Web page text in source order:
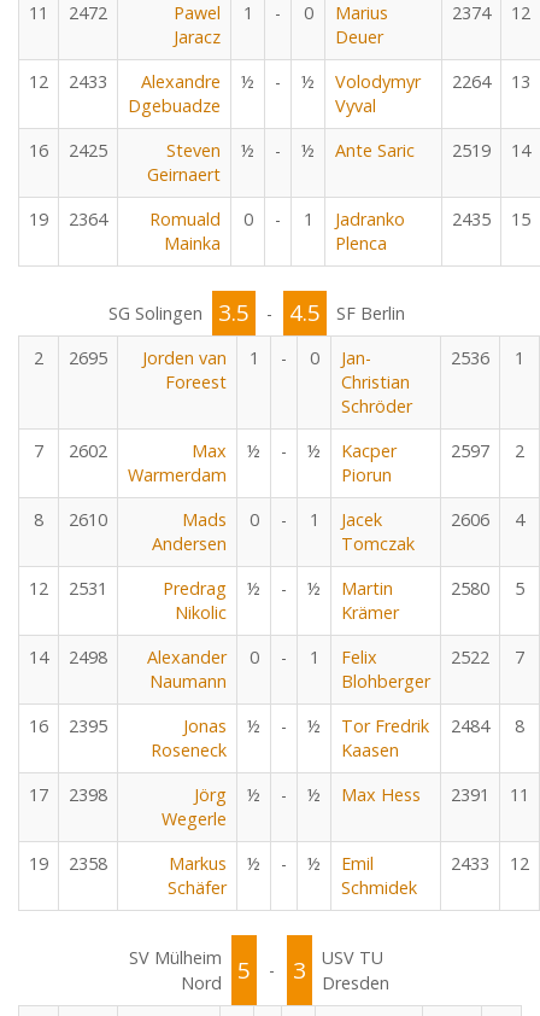
11 2472
Pawel
Jaracz
1 - 0
Marius
Deuer
2374 12
12 2433
Alexandre
Dgebuadze
½ - ½
Volodymyr
Vyval
2264 13
16 2425
Steven
Geirnaert
½ - ½ Ante Saric 2519 14
19 2364
Romuald
Mainka
0 - 1
Jadranko
Plenca
2435 15
SG Solingen 3.5 - 4.5
SF Berlin
2
2695
Jorden van
Foreest
1 - 0
Jan-
Christian
Schröder
2536 1
7 2602
Max
Warmerdam
½ - ½
Kacper
Piorun
2597 2
8 2610
Mads
Andersen
0 - 1
Jacek
Tomczak
2606 4
12 2531
Predrag
Nikolic
½ - ½
Martin
Krämer
2580 5
14 2498
Alexander
Naumann
0 - 1
Felix
Blohberger
2522 7
16 2395
Jonas
Roseneck
½ - ½
Tor Fredrik
Kaasen
2484 8
17 2398
Jörg
Wegerle
½ - ½ Max Hess 2391 11
19 2358
Markus
Schäfer
½ - ½
Emil
Schmidek
2433 12
SV Mülheim
Nord
5 - 3
USV TU
Dresden